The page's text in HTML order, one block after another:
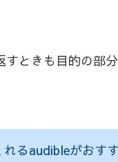
ときも目的の部
るaudibleがおすす